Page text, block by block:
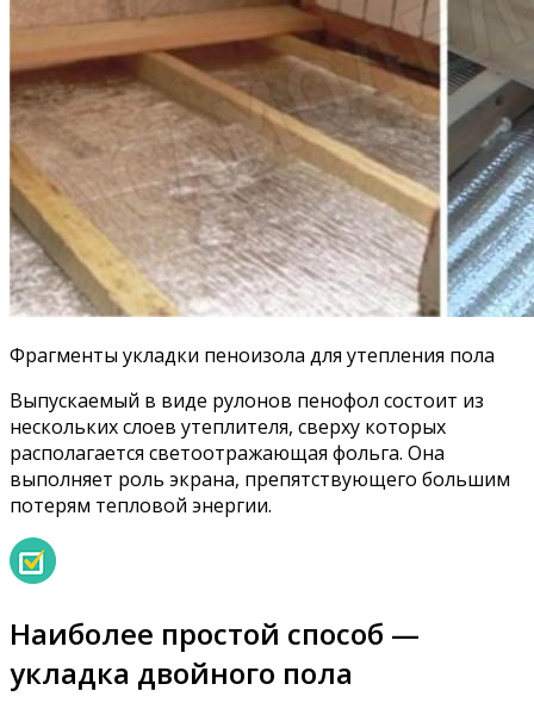
Фрагменты укладки пеноизола для утепления пола
Выпускаемый в виде рулонов пенофол состоит из
нескольких слоев утеплителя, сверху которых
располагается светоотражающая фольга. Она
выполняет роль экрана, препятствующего большим
потерям тепловой энергии.
Наиболее простой способ —
укладка двойного пола